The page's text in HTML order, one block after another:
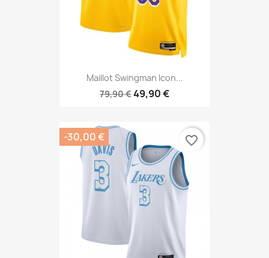
Maillot Swingman Icon...
79,90 €49,90 €
-30,00 € favorite_border